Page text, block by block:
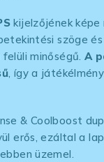
kijelzőjének képe
szöge
minőségű. A
, így a
& Coolboost
erős, ezáltal a
üzemel.